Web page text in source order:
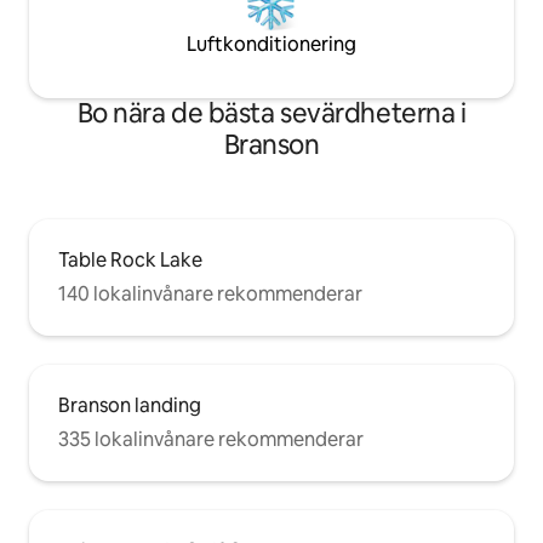
Luftkonditionering
Bo nära de bästa sevärdheterna i
Branson
Table Rock Lake
140 lokalinvånare rekommenderar
Branson landing
335 lokalinvånare rekommenderar